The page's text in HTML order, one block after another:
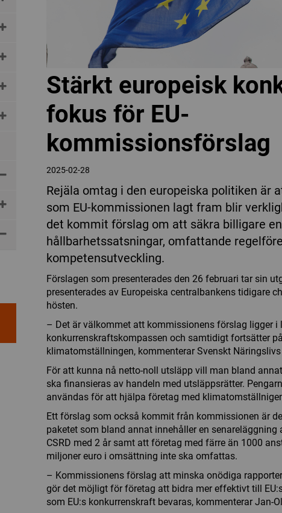
Stärkt europeisk
fokus för EU-
kommissionsförslag
2025-02-28
Rejäla omtag i den europeiska politiken är
som EU-kommissionen lagt fram blir
det kommit förslag om att säkra billigare
hållbarhetssatsningar, omfattande
kompetensutveckling.
Förslagen som presenterades den 26 februari tar sin
presenterades av Europeiska centralbankens tidigare
hösten.
– Det är välkommet att kommissionens förslag ligger i
konkurrenskraftskompassen och samtidigt fortsätter
klimatomställningen, kommenterar Svenskt
För att kunna nå netto-noll utsläpp vill man bland
ska finansieras av handeln med utsläppsrätter.
användas för att hjälpa företag med
Ett förslag som också kommit från kommissionen är
paketet som bland annat innehåller en
CSRD med 2 år samt att företag med färre än 1000
miljoner euro i omsättning inte ska omfattas.
– Kommissionens förslag att minska onödiga
gör det möjligt för företag att bidra mer effektivt till
som EU:s konkurrenskraft bevaras, kommenterar Jan-